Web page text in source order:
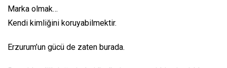
Marka olmak…
Kendi kimliğini koruyabilmektir.
Erzurum’un gücü de zaten burada.